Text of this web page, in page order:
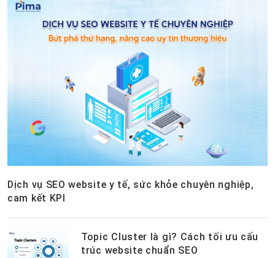
Dịch vụ SEO website y tế, sức khỏe chuyên nghiệp,
cam kết KPI
Topic Cluster là gì? Cách tối ưu cấu
trúc website chuẩn SEO